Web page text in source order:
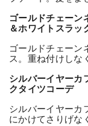
ゴールドチェーン
＆ホワイトスラッ
ゴールドチェーン
ス。重ね付けしな
シルバーイヤーカ
クタイツコーデ
シルバーイヤーカ
にかけてさりげな